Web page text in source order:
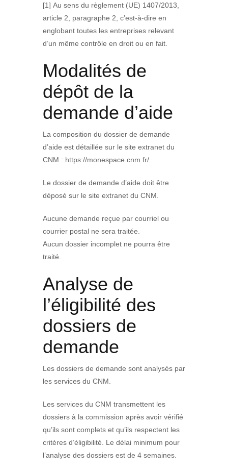
[1] Au sens du règlement (UE) 1407/2013,
article 2, paragraphe 2, c’est-à-dire en
englobant toutes les entreprises relevant
d’un même contrôle en droit ou en fait.
Modalités de
dépôt de la
demande d’aide
La composition du dossier de demande
d’aide est détaillée sur le site extranet du
CNM : https://monespace.cnm.fr/.
Le dossier de demande d’aide doit être
déposé sur le site extranet du CNM.
Aucune demande reçue par courriel ou
courrier postal ne sera traitée.
Aucun dossier incomplet ne pourra être
traité.
Analyse de
l’éligibilité des
dossiers de
demande
Les dossiers de demande sont analysés par
les services du CNM.
Les services du CNM transmettent les
dossiers à la commission après avoir vérifié
qu’ils sont complets et qu’ils respectent les
critères d’éligibilité. Le délai minimum pour
l’analyse des dossiers est de 4 semaines.